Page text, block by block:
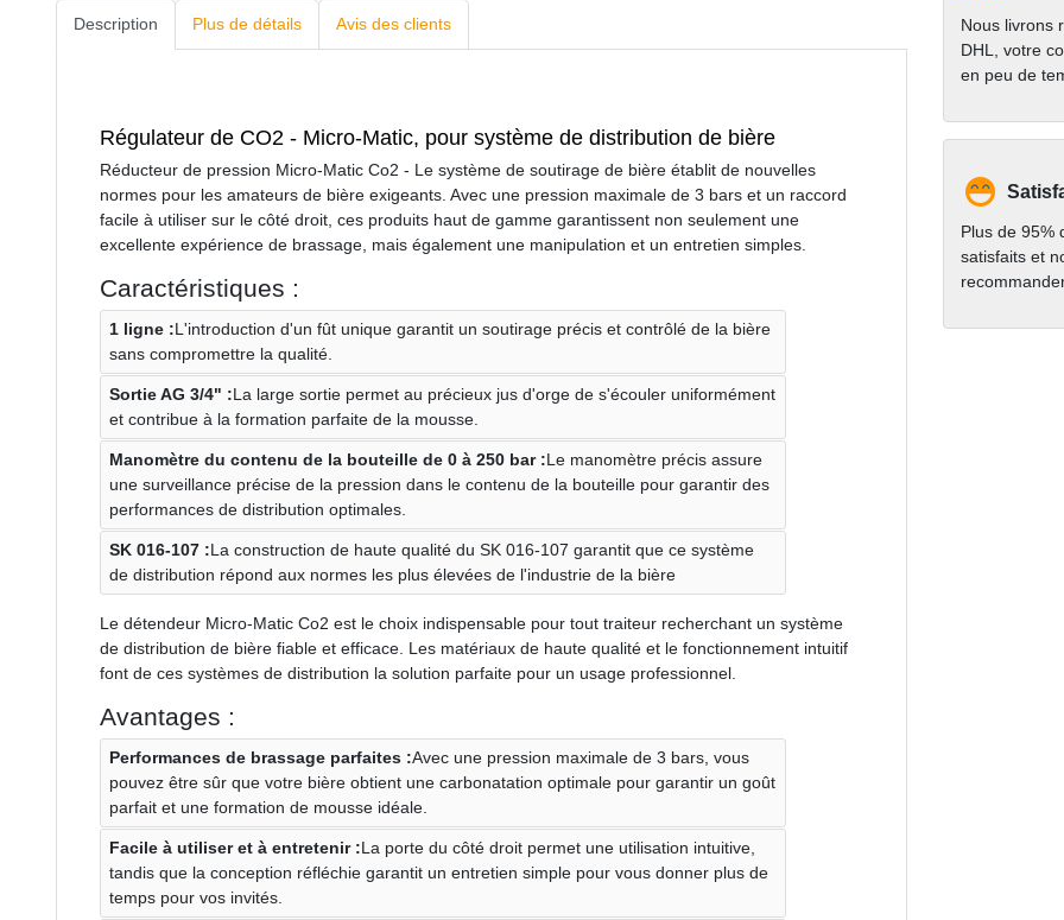
Description Plus de détails Avis des clients
Régulateur de CO2 - Micro-Matic, pour système de distribution de bière
Réducteur de pression Micro-Matic Co2 - Le système de soutirage de bière établit de nouvelles
normes pour les amateurs de bière exigeants. Avec une pression maximale de 3 bars et un raccord
facile à utiliser sur le côté droit, ces produits haut de gamme garantissent non seulement une
excellente expérience de brassage, mais également une manipulation et un entretien simples.
Caractéristiques :
1 ligne :L'introduction d'un fût unique garantit un soutirage précis et contrôlé de la bière
sans compromettre la qualité.
Sortie AG 3/4" :La large sortie permet au précieux jus d'orge de s'écouler uniformément
et contribue à la formation parfaite de la mousse.
Manomètre du contenu de la bouteille de 0 à 250 bar :Le manomètre précis assure
une surveillance précise de la pression dans le contenu de la bouteille pour garantir des
performances de distribution optimales.
SK 016-107 :La construction de haute qualité du SK 016-107 garantit que ce système
de distribution répond aux normes les plus élevées de l'industrie de la bière
Le détendeur Micro-Matic Co2 est le choix indispensable pour tout traiteur recherchant un système
de distribution de bière fiable et efficace. Les matériaux de haute qualité et le fonctionnement intuitif
font de ces systèmes de distribution la solution parfaite pour un usage professionnel.
Avantages :
Performances de brassage parfaites :Avec une pression maximale de 3 bars, vous
pouvez être sûr que votre bière obtient une carbonatation optimale pour garantir un goût
parfait et une formation de mousse idéale.
Facile à utiliser et à entretenir :La porte du côté droit permet une utilisation intuitive,
tandis que la conception réfléchie garantit un entretien simple pour vous donner plus de
temps pour vos invités.
Nous livrons
DHL, votre
en peu de
Plus de 95%
satisfaits et